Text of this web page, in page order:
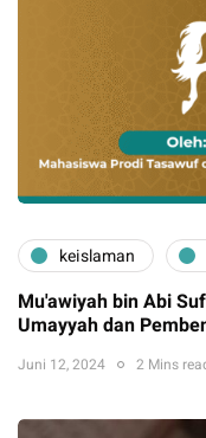
keislaman
Mu'awiyah bin Abi
Umayyah dan
Juni 12, 2024 2 Mins